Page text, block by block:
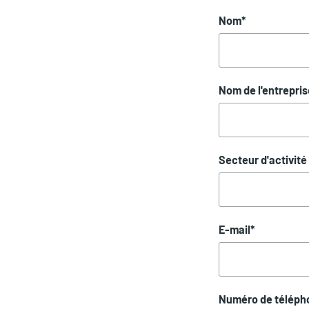
Nom*
Nom de
Secteur d'activité
E-mail*
Numéro de